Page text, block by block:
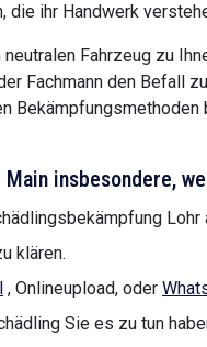
die ihr Handwerk
Fahrzeug zu
Fachmann den Befall
Bekämpfungsmethoden
insbesondere,
Lohr
klären.
, Onlineupload, oder
Sie es zu tun